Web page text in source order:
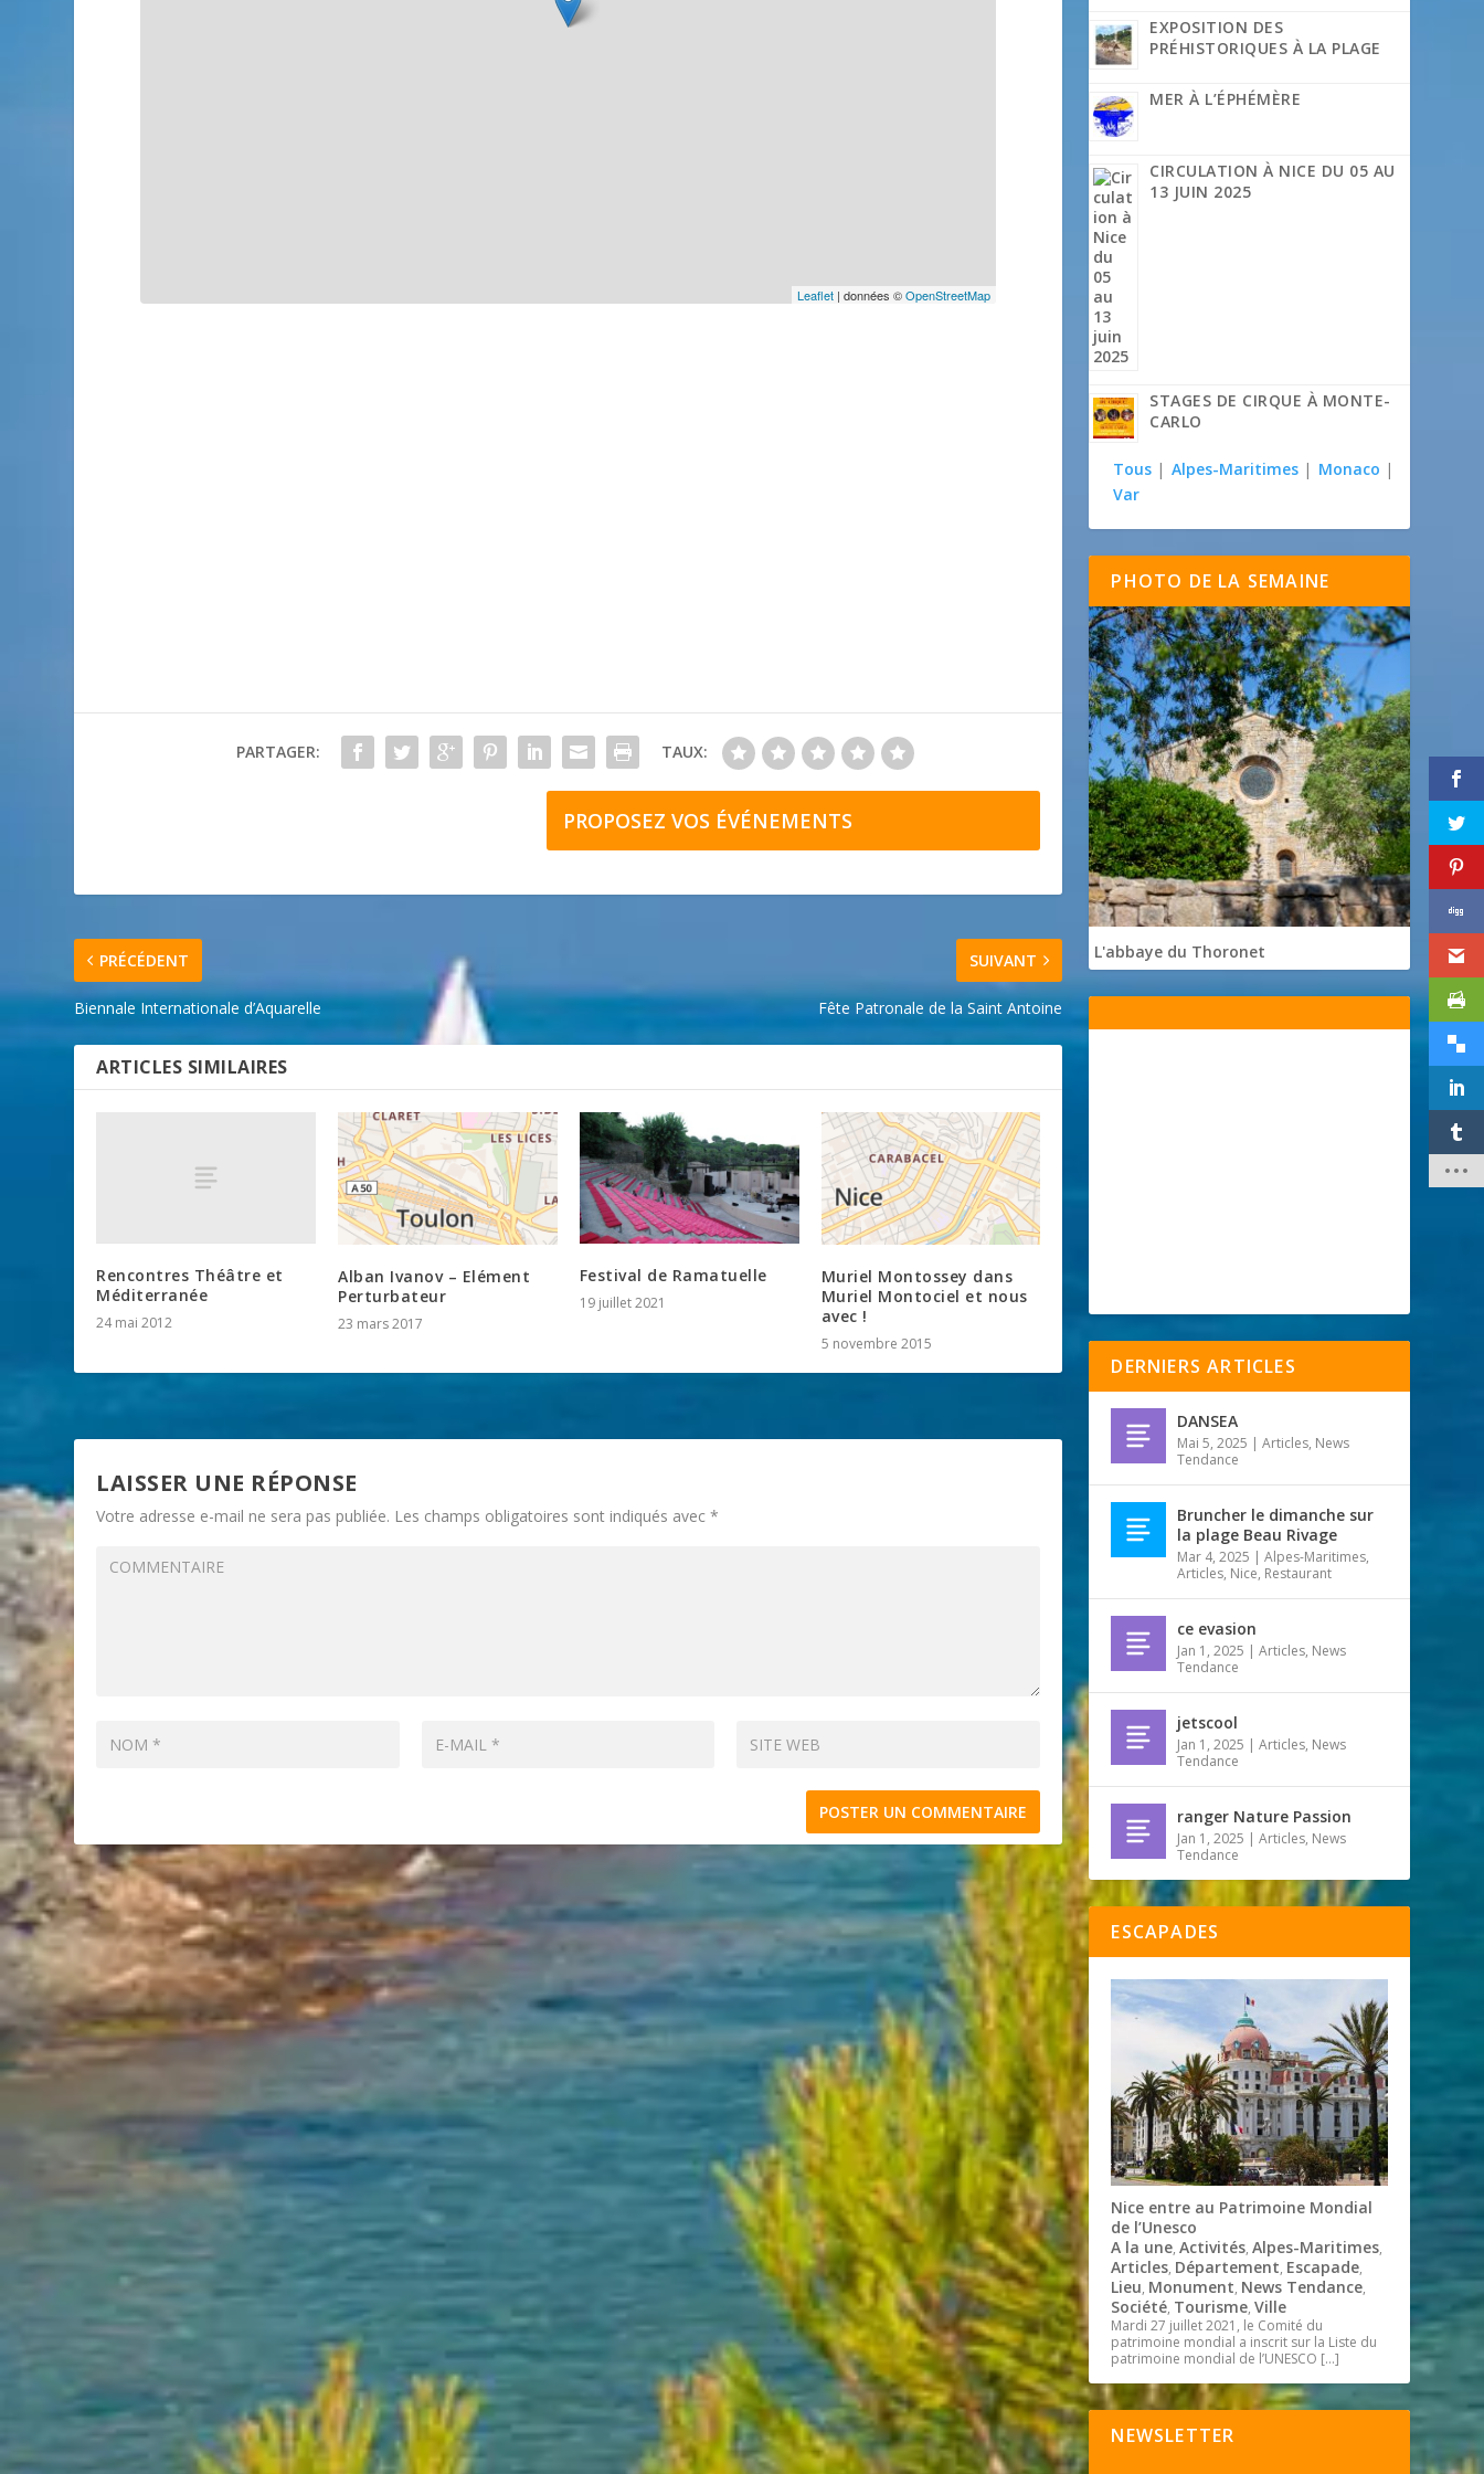
Leaflet | données ©OpenStreetMap
PARTAGER: TAUX:
PROPOSEZ VOS ÉVÉNEMENTS
PRÉCÉDENT
Biennale Internationale d’Aquarelle
SUIVANT
Fête Patronale de la Saint Antoine
ARTICLES SIMILAIRES
Rencontres Théâtre et
Méditerranée
24 mai 2012
Alban Ivanov – Elément
Perturbateur
23 mars 2017
Festival de Ramatuelle
19 juillet 2021
Muriel Montossey dans
Muriel Montociel et nous
avec !
5 novembre 2015
LAISSER UNE RÉPONSE
Votre adresse e-mail ne sera pas publiée. Les champs obligatoires sont indiqués avec*
EXPOSITION DES
PRÉHISTORIQUES À LA PLAGE
MER À L’ÉPHÉMÈRE
CIRCULATION À NICE DU 05 AU
13 JUIN 2025
STAGES DE CIRQUE À MONTE-
CARLO
Tous | Alpes-Maritimes | Monaco |
Var
PHOTO DE LA SEMAINE
L'abbaye du Thoronet
DERNIERS ARTICLES
DANSEA
Mai 5, 2025 |Articles, News
Tendance
Bruncher le dimanche sur
la plage Beau Rivage
Mar 4, 2025 |Alpes-Maritimes,
Articles, Nice, Restaurant
ce evasion
Jan 1, 2025 |Articles, News
Tendance
jetscool
Jan 1, 2025 |Articles, News
Tendance
ranger Nature Passion
Jan 1, 2025 |Articles, News
Tendance
ESCAPADES
Nice entre au Patrimoine Mondial
de l’Unesco
A la une,Activités,Alpes-Maritimes,
Articles, Département, Escapade,
Lieu, Monument, News Tendance,
Société, Tourisme,Ville
Mardi 27 juillet 2021, le Comité du
patrimoine mondial a inscrit sur la Liste du
patrimoine mondial de l’UNESCO […]
NEWSLETTER